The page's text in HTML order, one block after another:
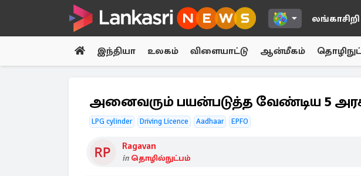
லங்காசிறி
இந்தியா உலகம் விளையாட்டு ஆன்மீகம்
அனைவரும் பயன்படுத்த வேண்டிய 5
LPG cylinder Driving Licence Aadhaar EPFO
Ragavan
in தொழில்நுட்பம்